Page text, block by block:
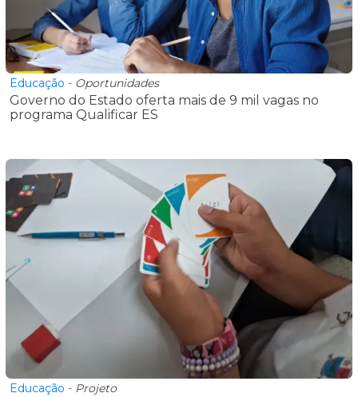
Educação - Oportunidades
Governo do Estado oferta mais de 9 mil vagas no
programa Qualificar ES
Educação - Projeto